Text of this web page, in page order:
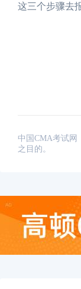
这三个步骤去
中国CMA考试网
之目的。